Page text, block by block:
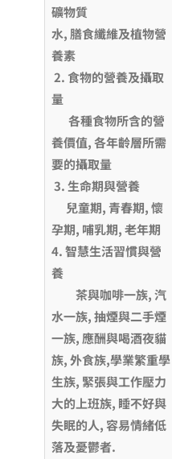
礦物質
水, 膳食纖維及植物營
養素
2. 食物的營養及攝取
量
各種食物所含的營
養價值, 各年齡層所需
要的攝取量
3. 生命期與營養
兒童期, 青春期, 懷
孕期, 哺乳期, 老年期
4. 智慧生活習慣與營
養
茶與咖啡一族, 汽
水一族, 抽煙與二手煙
一族, 應酬與喝酒夜貓
族, 外食族,學業繁重學
生族, 緊張與工作壓力
大的上班族, 睡不好與
失眠的人, 容易情緒低
落及憂鬱者.